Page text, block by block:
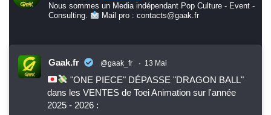
Nous sommes un Media indépendant Pop Culture - Event -
Consulting.
Mail pro : contacts@gaak.fr
Gaak.fr @gaak_fr · 13 Mai
"ONE PIECE" DÉPASSE "DRAGON BALL"
dans les VENTES de Toei Animation sur l'année
2025 - 2026 :